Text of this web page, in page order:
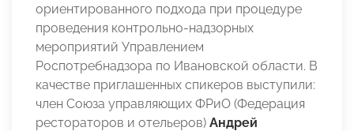
ориентированного подхода при процедуре
проведения контрольно-надзорных
мероприятий Управлением
Роспотребнадзора по Ивановской области. В
качестве приглашенных спикеров выступили:
член Союза управляющих ФРиО (Федерация
рестораторов и отельеров) Андрей